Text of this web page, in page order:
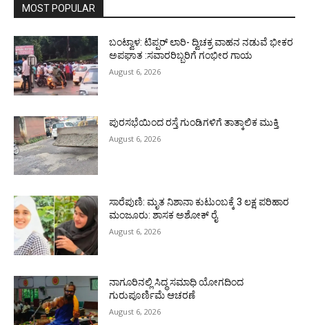
MOST POPULAR
ಬಂಟ್ವಾಳ: ಟಿಪ್ಪರ್ ಲಾರಿ- ದ್ವಿಚಕ್ರ ವಾಹನ ನಡುವೆ ಭೀಕರ
ಅಪಘಾತ :ಸವಾರರಿಬ್ಬರಿಗೆ ಗಂಭೀರ ಗಾಯ
August 6, 2026
ಪುರಸಭೆಯಿಂದ ರಸ್ತೆ ಗುಂಡಿಗಳಿಗೆ ತಾತ್ಕಾಲಿಕ ಮುಕ್ತಿ
August 6, 2026
ಸಾರೆಪುಣಿ: ಮೃತ ನಿಶಾನಾ ಕುಟುಂಬಕ್ಕೆ 3 ಲಕ್ಷ ಪರಿಹಾರ
ಮಂಜೂರು: ಶಾಸಕ ಅಶೋಕ್ ರೈ
August 6, 2026
ನಾಗೂರಿನಲ್ಲಿ ಸಿದ್ಧ ಸಮಾಧಿ ಯೋಗದಿಂದ
ಗುರುಪೂರ್ಣಿಮೆ ಆಚರಣೆ
August 6, 2026